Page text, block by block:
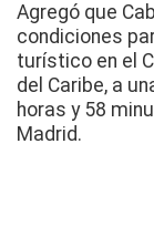
Agregó que
condiciones
turístico en el
del Caribe, a
horas y 58
Madrid.